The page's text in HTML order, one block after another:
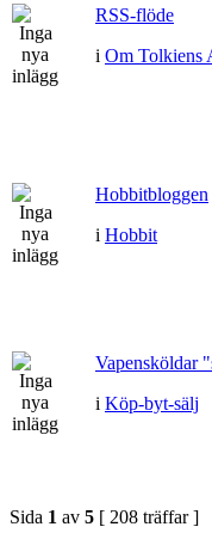
RSS-flöde
i Om Tolkiens
Hobbitbloggen
i Hobbit
Vapensköldar
i Köp-byt-sälj
Sida 1 av 5 [ 208 träffar ]